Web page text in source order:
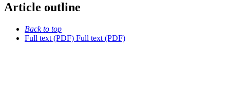
Article outline
Back to top
Full text (PDF) Full text (PDF)